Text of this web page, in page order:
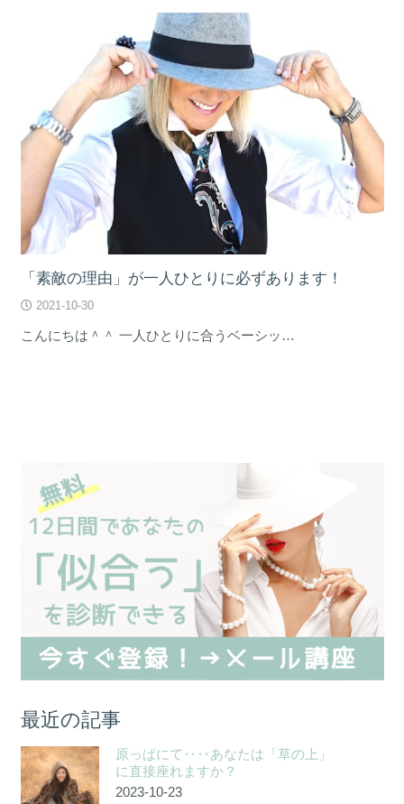
「素敵の理由」が一人ひとりに必ずあります！
2021-10-30
こんにちは＾＾ 一人ひとりに合うベーシッ…
最近の記事
原っぱにて‥‥あなたは「草の上」
に直接座れますか？
2023-10-23